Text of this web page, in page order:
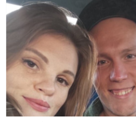
СИБИРЬ.РЕАЛИИ
РАСПИСАНИЕ ВЕЩАНИЯ
ПОДПИШИТЕСЬ НА РАССЫЛКУ
СОЦИАЛЬНЫЕ СЕТИ